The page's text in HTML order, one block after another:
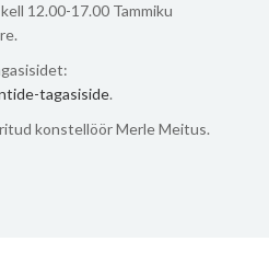
12.00-17.00 Tammiku
tagasiside.
konstellöör Merle Meitus.